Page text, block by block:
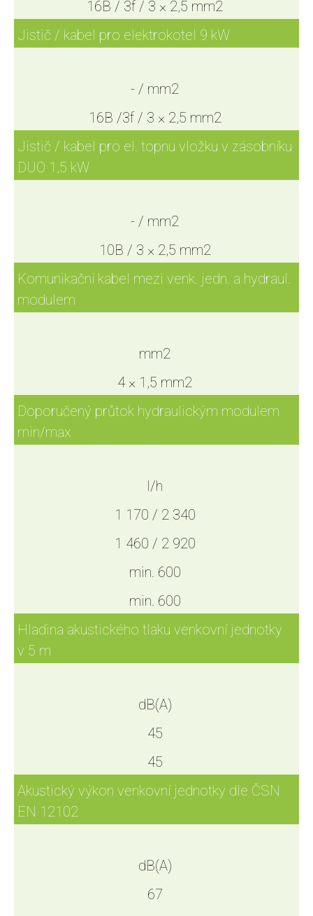
16B / 3f / 3 × 2,5 mm2
Jistič / kabel pro elektrokotel 9 kW
- / mm2
16B /3f / 3 × 2,5 mm2
Jistič / kabel pro el. topnu vložku v zásobníku
DUO 1,5 kW
- / mm2
10B / 3 × 2,5 mm2
Komunikační kabel mezi venk. jedn. a hydraul.
modulem
mm2
4 × 1,5 mm2
Doporučený průtok hydraulickým modulem
min/max
l/h
1 170 / 2 340
1 460 / 2 920
min. 600
min. 600
Hladina akustického tlaku venkovní jednotky
v 5 m
dB(A)
45
45
Akustický výkon venkovní jednotky dle ČSN
EN 12102
dB(A)
67